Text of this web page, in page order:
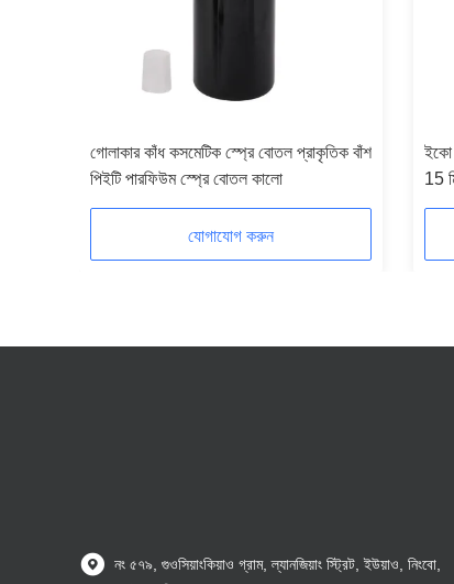
গোলাকার কাঁধ কসমেটিক স্প্রে বোতল প্রাকৃতিক বাঁশ
পিইটি পারফিউম স্প্রে বোতল কালো
যোগাযোগ করুন
ইকো
15
নং ৫৭৯, গুওসিয়াংকিয়াও গ্রাম, ল্যানজিয়াং স্ট্রিট, ইউয়াও, নিংবো,